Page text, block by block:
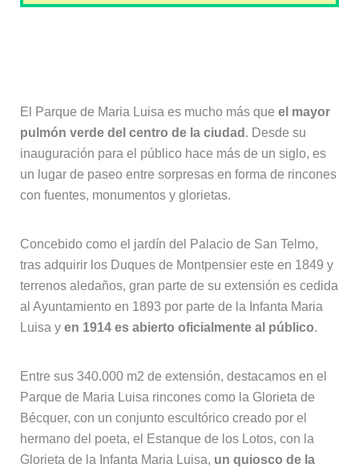
El Parque de Maria Luisa es mucho más que el mayor
pulmón verde del centro de la ciudad . Desde su
inauguración para el público hace más de un siglo, es
un lugar de paseo entre sorpresas en forma de rincones
con fuentes, monumentos y glorietas.
Concebido como el jardín del Palacio de San Telmo,
tras adquirir los Duques de Montpensier este en 1849 y
terrenos aledaños, gran parte de su extensión es cedida
al Ayuntamiento en 1893 por parte de la Infanta Maria
Luisa y en 1914 es abierto oficialmente al público.
Entre sus 340.000 m2 de extensión, destacamos en el
Parque de Maria Luisa rincones como la Glorieta de
Bécquer, con un conjunto escultórico creado por el
hermano del poeta, el Estanque de los Lotos, con la
Glorieta de la Infanta Maria Luisa, un quiosco de la